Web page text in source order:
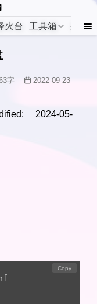
火台 工具箱 关于
字 2022-09-23
2024-05-
Copy